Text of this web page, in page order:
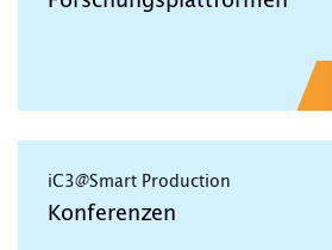
iC3@Smart Production
Konferenzen